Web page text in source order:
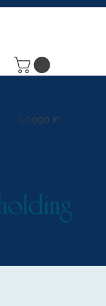
Logga in